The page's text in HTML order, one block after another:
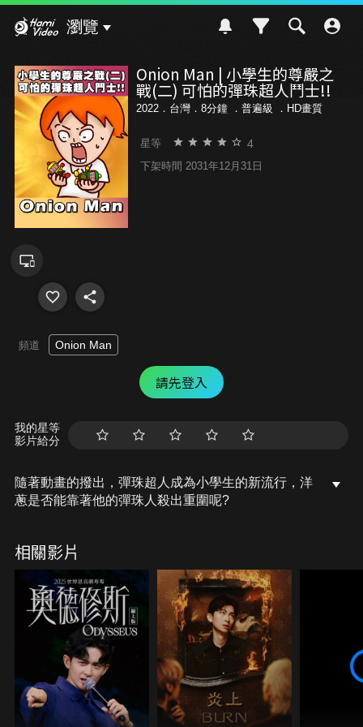
瀏覽
Onion Man | 小學生的尊嚴之
戰(二) 可怕的彈珠超人鬥士!!
2022．台灣．8分鐘 ． 普遍級 ．HD畫質
星等 4
下架時間 2031年12月31日
頻道 Onion Man
請先登入
我的星等
影片給分
隨著動畫的撥出，彈珠超人成為小學生的新流行，洋
蔥是否能靠著他的彈珠人殺出重圍呢?
相關影片